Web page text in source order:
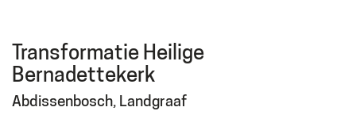
Transformatie Heilige
Bernadettekerk
Abdissenbosch, Landgraaf